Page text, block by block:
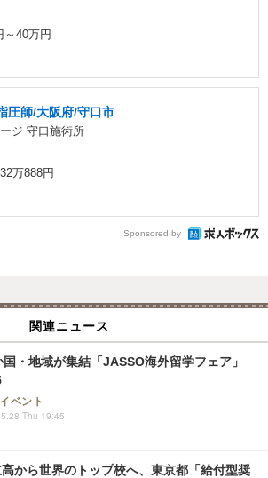
～40万円
圧師/大阪府/守口市
ジ 守口施術所
万888円
Sponsored by
関連ニュース
国・地域が集結「JASSO海外留学フェア」
ベント
Thu 19:45
から世界のトップ校へ、東京都「給付型奨